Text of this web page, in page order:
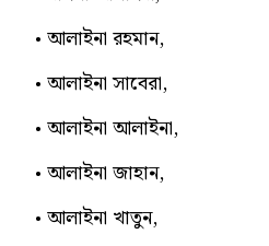
আলাইনা রহমান,
আলাইনা সাবেরা,
আলাইনা আলাইনা,
আলাইনা জাহান,
আলাইনা খাতুন,